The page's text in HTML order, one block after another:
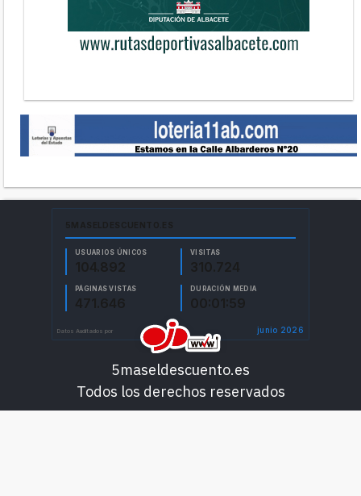
5maseldescuento.es
Todos los derechos reservados